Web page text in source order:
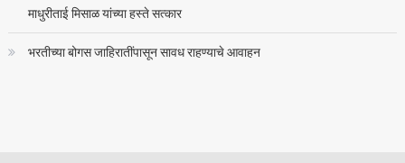
माधुरीताई मिसाळ यांच्या हस्ते सत्कार
भरतीच्या बोगस जाहिरातींपासून सावध राहण्याचे आवाहन